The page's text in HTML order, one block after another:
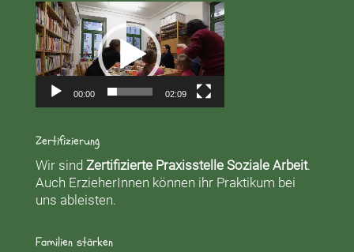
Video-
Player
00:00 02:09
Zertifizierung
Wir sind Zertifizierte Praxisstelle Soziale Arbeit.
Auch ErzieherInnen können ihr Praktikum bei
uns ableisten.
Familien stärken